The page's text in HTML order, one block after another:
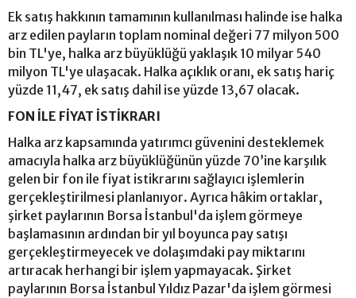
Ek satış hakkının tamamının kullanılması halinde ise halka
arz edilen payların toplam nominal değeri 77 milyon 500
bin TL'ye, halka arz büyüklüğü yaklaşık 10 milyar 540
milyon TL'ye ulaşacak. Halka açıklık oranı, ek satış hariç
yüzde 11,47, ek satış dahil ise yüzde 13,67 olacak.
FON İLE FİYAT İSTİKRARI
Halka arz kapsamında yatırımcı güvenini desteklemek
amacıyla halka arz büyüklüğünün yüzde 70’ine karşılık
gelen bir fon ile fiyat istikrarını sağlayıcı işlemlerin
gerçekleştirilmesi planlanıyor. Ayrıca hâkim ortaklar,
şirket paylarının Borsa İstanbul'da işlem görmeye
başlamasının ardından bir yıl boyunca pay satışı
gerçekleştirmeyecek ve dolaşımdaki pay miktarını
artıracak herhangi bir işlem yapmayacak. Şirket
paylarının Borsa İstanbul Yıldız Pazar'da işlem görmesi